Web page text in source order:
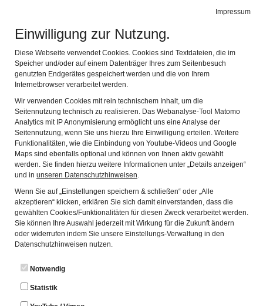
Impressum
Einwilligung zur Nutzung.
Diese Webseite verwendet Cookies. Cookies sind Textdateien, die im
Speicher und/oder auf einem Datenträger Ihres zum Seitenbesuch
genutzten Endgerätes gespeichert werden und die von Ihrem
Internetbrowser verarbeitet werden.
Wir verwenden Cookies mit rein technischem Inhalt, um die
Seitennutzung technisch zu realisieren. Das Webanalyse-Tool Matomo
Analytics mit IP Anonymisierung ermöglicht uns eine Analyse der
Seitennutzung, wenn Sie uns hierzu Ihre Einwilligung erteilen. Weitere
Funktionalitäten, wie die Einbindung von Youtube-Videos und Google
Maps sind ebenfalls optional und können von Ihnen aktiv gewählt
werden. Sie finden hierzu weitere Informationen unter „Details anzeigen“
und in unseren Datenschutzhinweisen.
Wenn Sie auf „Einstellungen speichern & schließen“ oder „Alle
akzeptieren“ klicken, erklären Sie sich damit einverstanden, dass die
gewählten Cookies/Funktionalitäten für diesen Zweck verarbeitet werden.
Sie können Ihre Auswahl jederzeit mit Wirkung für die Zukunft ändern
oder widerrufen indem Sie unsere Einstellungs-Verwaltung in den
Datenschutzhinweisen nutzen.
Notwendig
Statistik
Aktuelles
Anläßlich derSchmiede-Biennale 2026ist das
Museum am
Samstag, 8. August und Sonntag, 9. August von 10
bis 17 Uhr
für Besucher trotz Ferien geöffnet! Wir freuen uns auf
Ihren Besuch.